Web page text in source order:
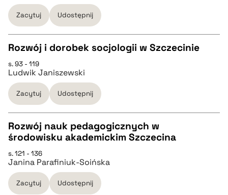
BIBTEX
pobierz cytat
Zacytuj Udostępnij
CZYSTY TEKST
pobierz cytat
BIBTEX
pobierz cytat
Rozwój i dorobek socjologii w Szczecinie
s. 93 - 119
Ludwik Janiszewski
Zacytuj Udostępnij
pobierz cytat
Rozwój nauk pedagogicznych w
środowisku akademickim Szczecina
s. 121 - 136
Janina Parafiniuk-Soińska
Zacytuj Udostępnij